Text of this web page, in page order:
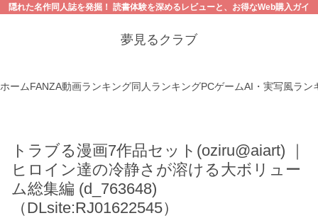
隠れた名作同人誌を発掘！ 読書体験を深めるレビューと、お得なWeb購入ガイ
夢見るクラブ
ホームFANZA動画ランキング同人ランキングPCゲームAI・実写風ラン
トラブる漫画7作品セット(oziru@aiart) ｜
ヒロイン達の冷静さが溶ける大ボリュー
ム総集編 (d_763648)
（DLsite:RJ01622545）